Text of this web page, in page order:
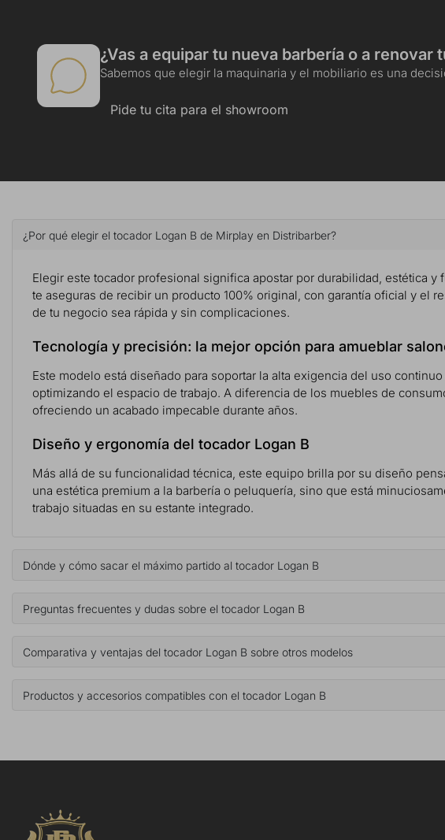
¿Vas a equipar tu nueva barbería o a renovar
Sabemos que elegir la maquinaria y el mobiliario es una
Pide tu cita para el showroom
¿Por qué elegir el tocador Logan B de Mirplay en Distribarber?
Elegir este tocador profesional significa apostar por durabilidad, estética
te aseguras de recibir un producto 100% original, con garantía oficial y el
de tu negocio sea rápida y sin complicaciones.
Tecnología y precisión: la mejor opción para amueblar
Este modelo está diseñado para soportar la alta exigencia del uso
optimizando el espacio de trabajo. A diferencia de los muebles de
ofreciendo un acabado impecable durante años.
Diseño y ergonomía del tocador Logan B
Más allá de su funcionalidad técnica, este equipo brilla por su diseño
una estética premium a la barbería o peluquería, sino que está
trabajo situadas en su estante integrado.
Dónde y cómo sacar el máximo partido al tocador Logan B
Preguntas frecuentes y dudas sobre el tocador Logan B
Comparativa y ventajas del tocador Logan B sobre otros modelos
Productos y accesorios compatibles con el tocador Logan B